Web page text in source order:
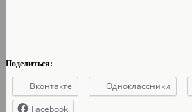
Поделиться:
Вконтакте Одноклассники
Facebook